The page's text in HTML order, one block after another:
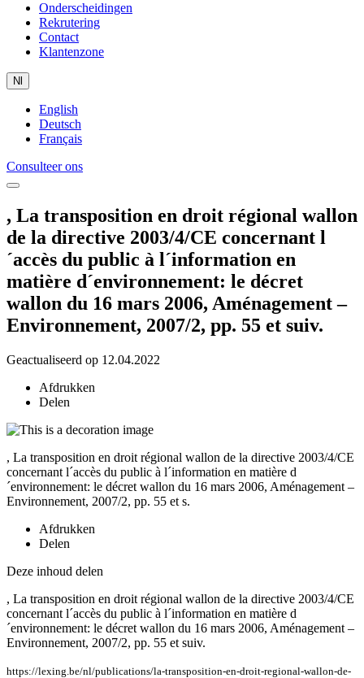
Onderscheidingen
Rekrutering
Contact
Klantenzone
Nl
English
Deutsch
Français
Consulteer ons
, La transposition en droit régional wallon
de la directive 2003/4/CE concernant l
´accès du public à l´information en
matière d´environnement: le décret
wallon du 16 mars 2006, Aménagement –
Environnement, 2007/2, pp. 55 et suiv.
Geactualiseerd op 12.04.2022
Afdrukken
Delen
, La transposition en droit régional wallon de la directive 2003/4/CE
concernant l´accès du public à l´information en matière d
´environnement: le décret wallon du 16 mars 2006, Aménagement –
Environnement, 2007/2, pp. 55 et s.
Afdrukken
Delen
Deze inhoud delen
, La transposition en droit régional wallon de la directive 2003/4/CE
concernant l´accès du public à l´information en matière d
´environnement: le décret wallon du 16 mars 2006, Aménagement –
Environnement, 2007/2, pp. 55 et suiv.
https://lexing.be/nl/publications/la-transposition-en-droit-regional-wallon-de-